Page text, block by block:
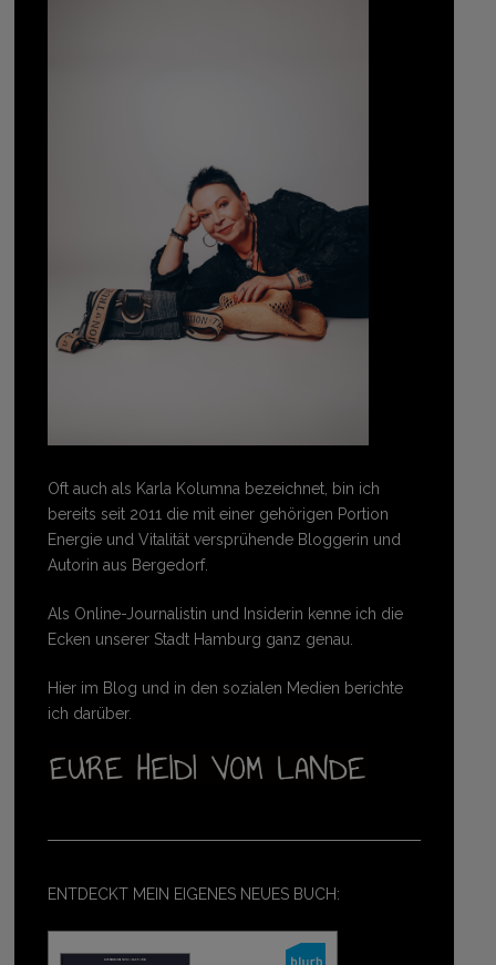
Oft auch als Karla Kolumna bezeichnet, bin ich
bereits seit 2011 die mit einer gehörigen Portion
Energie und Vitalität versprühende Bloggerin und
Autorin aus Bergedorf.
Als Online-Journalistin und Insiderin kenne ich die
Ecken unserer Stadt Hamburg ganz genau.
Hier im Blog und in den sozialen Medien berichte
ich darüber.
ENTDECKT MEIN EIGENES NEUES BUCH: